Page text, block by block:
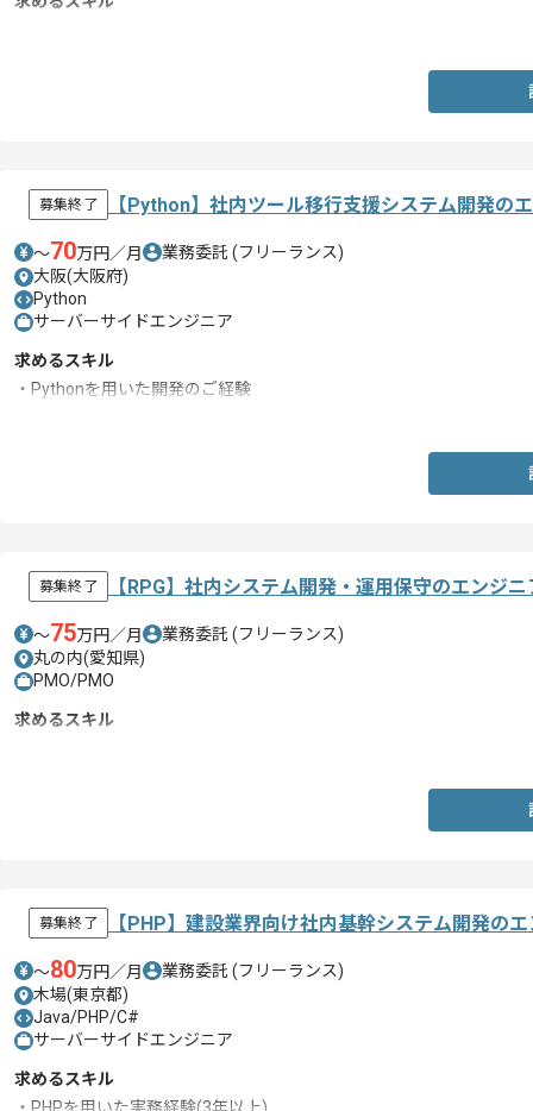
募集終了 【Python】社内ツール移行支援システム開発の
〜70万円／月 業務委託 (フリーランス)
大阪(大阪府)
Python
サーバーサイドエンジニア
求めるスキル
・Pythonを用いた開発のご経験
募集終了 【RPG】社内システム開発・運用保守のエンジ
〜75万円／月 業務委託 (フリーランス)
丸の内(愛知県)
PMO/PMO
求めるスキル
募集終了 【PHP】建設業界向け社内基幹システム開発の
〜80万円／月 業務委託 (フリーランス)
木場(東京都)
Java/PHP/C#
サーバーサイドエンジニア
求めるスキル